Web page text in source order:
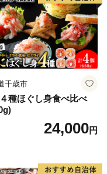
千歳市
種ほぐし身食べ比べ
24,000円